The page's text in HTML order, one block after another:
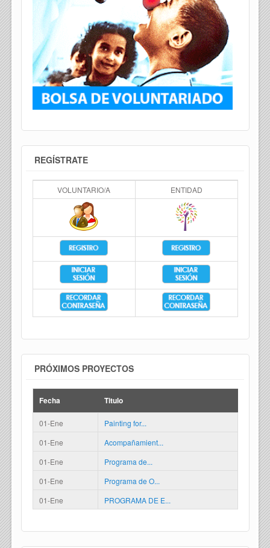
REGÍSTRATE
VOLUNTARIO/A ENTIDAD
PRÓXIMOS PROYECTOS
Fecha Titulo
01-Ene
Painting for...
01-Ene
Acompañamient...
01-Ene
Programa de...
01-Ene
Programa de O...
01-Ene
PROGRAMA DE E...